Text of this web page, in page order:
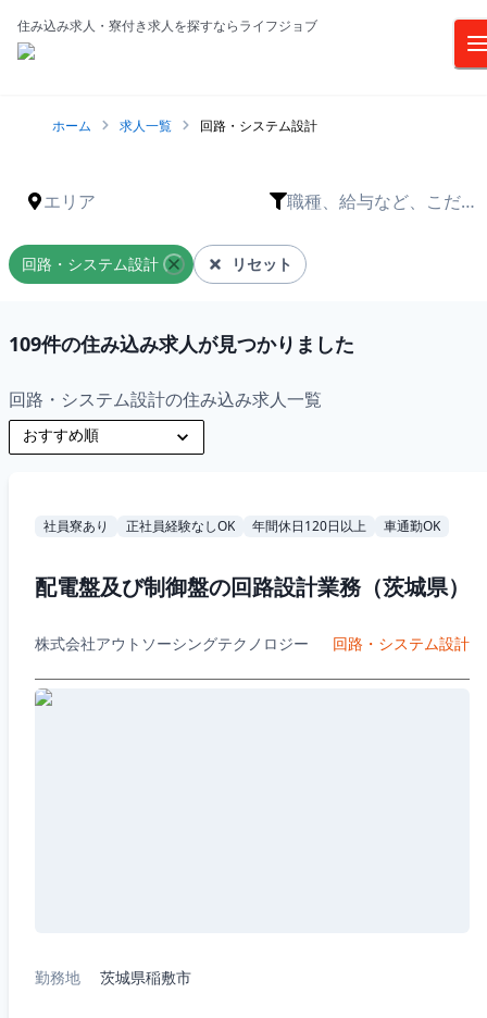
住み込み求人・寮付き求人を探すならライフジョブ
ホーム 求人一覧 回路・システム設計
エリア
職種、給与など、こだわ
回路・システム設計 リセット
109件の住み込み求人が見つかりました
回路・システム設計の住み込み求人一覧
社員寮あり 正社員経験なしOK 年間休日120日以上 車通勤OK
配電盤及び制御盤の回路設計業務（茨城県）
株式会社アウトソーシングテクノロジー 回路・システム設計
勤務地 茨城県稲敷市